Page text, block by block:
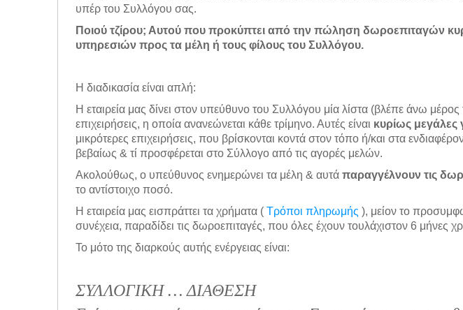
υπέρ του Συλλόγου σας.
Ποιού τζίρου; Αυτού που προκύπτει από την πώληση δωροεπιταγών
υπηρεσιών προς τα μέλη ή τους φίλους του Συλλόγου.
Η διαδικασία είναι απλή:
Η εταιρεία μας δίνει στον υπεύθυνο του Συλλόγου μία λίστα (βλέπε άνω
επιχειρήσεις, η οποία ανανεώνεται κάθε τρίμηνο. Αυτές είναι κυρίως μεγάλες
μικρότερες επιχειρήσεις, που βρίσκονται κοντά στον τόπο ή/και στα
βεβαίως & τί προσφέρεται στο Σύλλογο από τις αγορές μελών.
Ακολούθως, ο υπεύθυνος ενημερώνει τα μέλη & αυτά παραγγέλνουν τις
το αντίστοιχο ποσό.
Η εταιρεία μας εισπράττει τα χρήματα ( Τρόποι πληρωμής ), μείον το
συνέχεια, παραδίδει τις δωροεπιταγές, που όλες έχουν τουλάχιστον 6 μήνες
Το μότο της διαρκούς αυτής ενέργειας είναι:
ΣΥΛΛΟΓΙΚΗ … ΔΙΑΘΕΣΗ